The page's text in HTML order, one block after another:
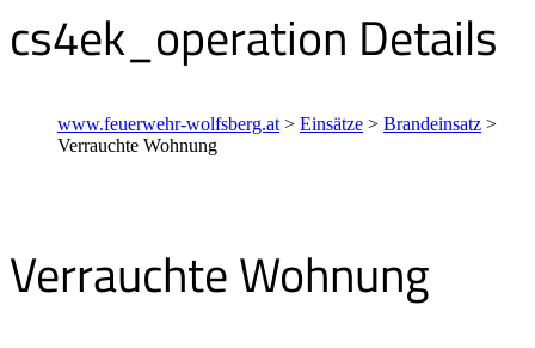
cs4ek_operation Details
www.feuerwehr-wolfsberg.at > Einsätze > Brandeinsatz >
Verrauchte Wohnung
Verrauchte Wohnung